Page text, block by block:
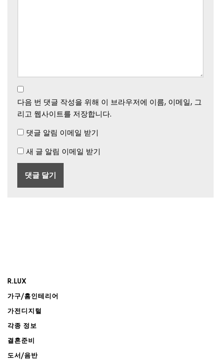
다음 번 댓글 작성을 위해 이 브라우저에 이름, 이메일, 그
리고 웹사이트를 저장합니다.
댓글 알림 이메일 받기
새 글 알림 이메일 받기
R.LUX
가구/홈인테리어
가전디지털
각종 정보
결혼준비
도서/음반